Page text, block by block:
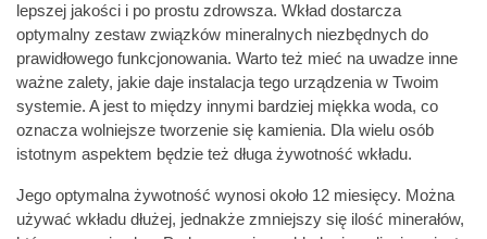
lepszej jakości i po prostu zdrowsza. Wkład dostarcza
optymalny zestaw związków mineralnych niezbędnych do
prawidłowego funkcjonowania. Warto też mieć na uwadze inne
ważne zalety, jakie daje instalacja tego urządzenia w Twoim
systemie. A jest to między innymi bardziej miękka woda, co
oznacza wolniejsze tworzenie się kamienia. Dla wielu osób
istotnym aspektem będzie też długa żywotność wkładu.
Jego optymalna żywotność wynosi około 12 miesięcy. Można
używać wkładu dłużej, jednakże zmniejszy się ilość minerałów,